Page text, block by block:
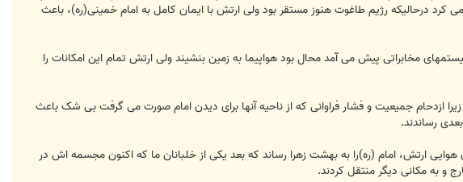
کرد درحالیکه رژیم طاغوت هنوز مستقر بود ولی ارتش با ایمان کامل به امام خمینی(ره)، باعث
مخابراتی پیش می آمد محال بود هواپیما به زمین بنشیند ولی ارتش تمام این امکانات را
ازدحام جمیعیت و فشار فراوانی که از ناحیه آنها برای دیدن امام صورت می گرفت بی شک باعث
رساندند.
ارتش، امام (ره)را به بهشت زهرا رساند که بعد یکی از خلبانان ما که اکنون مجسمه اش در
و به مکانی دیگر منتقل کردند.